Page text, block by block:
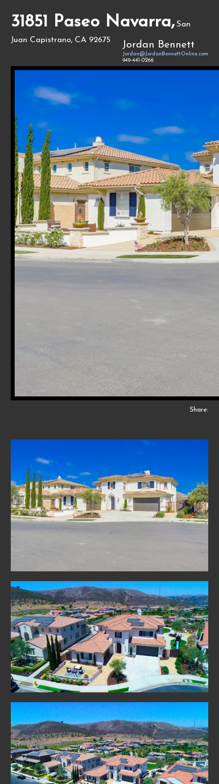
31851 Paseo Navarra, San
Juan Capistrano, CA 92675
Jordan Bennett
Jordan@JordanBennettOnline.com
949-441-0266
Share: